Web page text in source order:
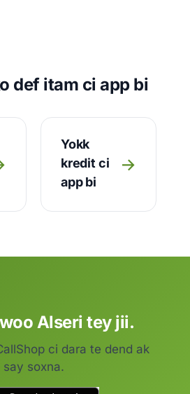
def itam ci app bi
Yokk
kredit ci
app bi
→
Alseri tey jii.
ci dara te dend ak
say soxna.